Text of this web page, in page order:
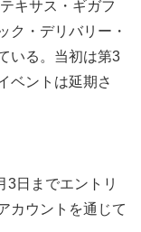
キサス・ギガフ
ク・デリバリー・
いる。当初は第3
ベントは延期さ
3日までエントリ
カウントを通じて